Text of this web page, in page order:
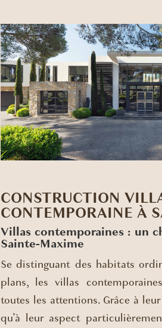
CONSTRUCTION
CONTEMPORAINE À
Villas contemporaines : un
Sainte-Maxime
Se distinguant des habitats
plans, les villas
toutes les attentions. Grâce à
qu’à leur aspect